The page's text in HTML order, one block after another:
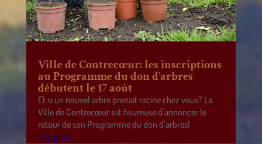
Ville de Contrecœur: les inscriptions
au Programme du don d’arbres
débutent le 17 août
Et si un nouvel arbre prenait racine chez vous? La
Ville de Contrecœur est heureuse d’annoncer le
retour de son Programme du don d’arbres!
lire plus